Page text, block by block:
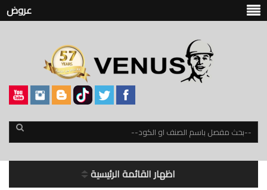
عروض
اظهار القائمة الرئيسية